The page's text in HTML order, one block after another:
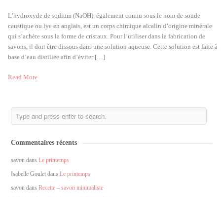
L’hydroxyde de sodium (NaOH), également connu sous le nom de soude
caustique ou lye en anglais, est un corps chimique alcalin d’origine minérale
qui s’achète sous la forme de cristaux. Pour l’utiliser dans la fabrication de
savons, il doit être dissous dans une solution aqueuse. Cette solution est faite à
base d’eau distillée afin d’éviter […]
Read More
Commentaires récents
savon dansLe printemps
Isabelle Goulet dansLe printemps
savon dansRecette – savon minimaliste